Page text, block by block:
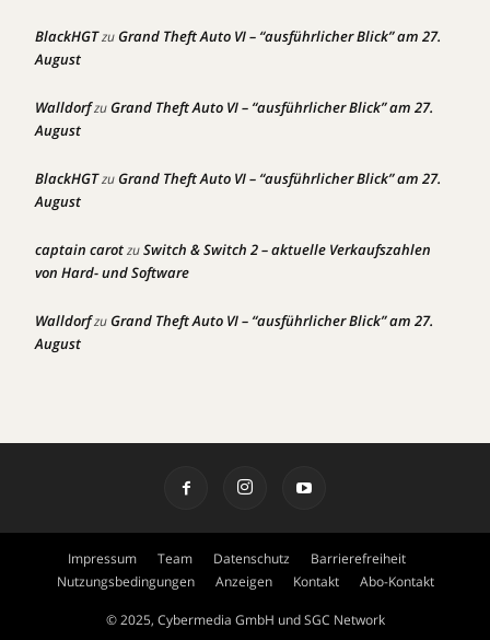
BlackHGTzuGrand Theft Auto VI – “ausführlicher Blick” am 27.
August
WalldorfzuGrand Theft Auto VI – “ausführlicher Blick” am 27.
August
BlackHGTzuGrand Theft Auto VI – “ausführlicher Blick” am 27.
August
captain carotzuSwitch & Switch 2 – aktuelle Verkaufszahlen
von Hard- und Software
WalldorfzuGrand Theft Auto VI – “ausführlicher Blick” am 27.
August
Impressum Team Datenschutz
Barrierefreiheit
Nutzungsbedingungen
Anzeigen Kontakt Abo-Kontakt
© 2025, Cybermedia GmbH und SGC Network